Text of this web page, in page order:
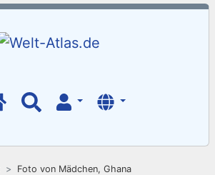
Foto von Mädchen, Ghana